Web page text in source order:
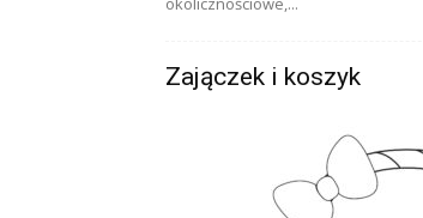
Zajączek i koszyk